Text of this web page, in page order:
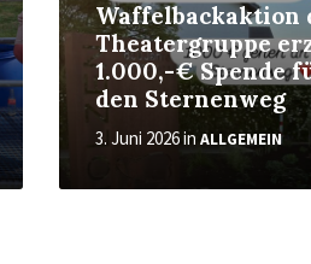
Waffelbackaktion
Theatergruppe
1.000,-€ Spende
den Sternenweg
3. Juni 2026inALLGEMEIN